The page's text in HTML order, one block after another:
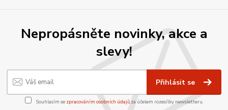
Nepropásněte novinky, akce a
slevy!
Přihlásit se
Souhlasím se zpracováním osobních údajůza účelem rozesílky newsletteru.